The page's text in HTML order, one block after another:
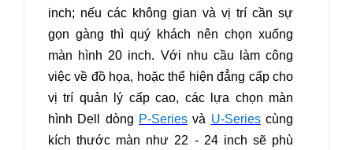
inch; nếu các không gian và vị trí cần sự
gọn gàng thì quý khách nên chọn xuống
màn hình 20 inch. Với nhu cầu làm công
việc về đồ họa, hoặc thể hiện đẳng cấp cho
vị trí quản lý cấp cao, các lựa chọn màn
hình Dell dòng P-Series và U-Seriescùng
kích thước màn như 22 - 24 inch sẽ phù